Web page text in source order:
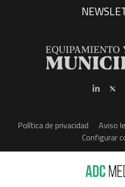
Política de privacidad Aviso
Configurar